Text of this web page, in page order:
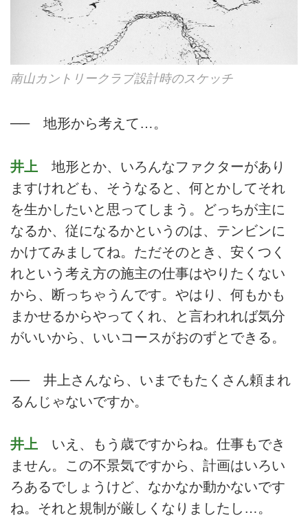
南山カントリークラブ設計時のスケッチ
── 地形から考えて…。
井上 地形とか、いろんなファクターがあり
ますけれども、そうなると、何とかしてそれ
を生かしたいと思ってしまう。どっちが主に
なるか、従になるかというのは、テンビンに
かけてみましてね。ただそのとき、安くつく
れという考え方の施主の仕事はやりたくない
から、断っちゃうんです。やはり、何もかも
まかせるからやってくれ、と言われれば気分
がいいから、いいコースがおのずとできる。
── 井上さんなら、いまでもたくさん頼まれ
るんじゃないですか。
井上 いえ、もう歳ですからね。仕事もでき
ません。この不景気ですから、計画はいろい
ろあるでしょうけど、なかなか動かないです
ね。それと規制が厳しくなりましたし…。